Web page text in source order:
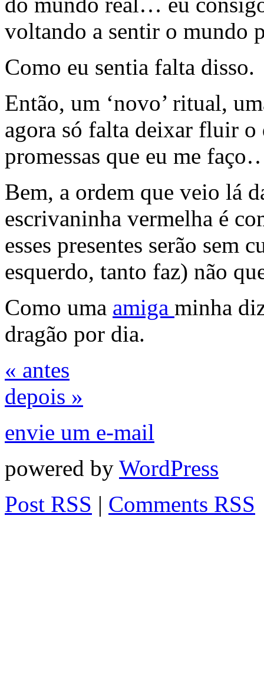
voltando a sentir o mundo
Como eu sentia falta disso.
Então, um ‘novo’ ritual,
agora só falta deixar fluir
promessas que eu me
Bem, a ordem que veio lá
escrivaninha vermelha é
esses presentes serão sem
esquerdo, tanto faz) não
Como uma amiga minha
dragão por dia.
« antes
depois »
envie um e-mail
powered by WordPress
Post RSS | Comments RSS